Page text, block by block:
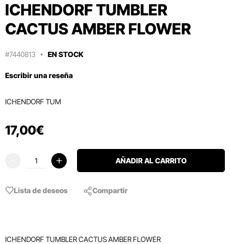
ICHENDORF TUMBLER
CACTUS AMBER FLOWER
#7440813 EN STOCK
Escribir una reseña
ICHENDORF TUM
17,00€
AÑADIR AL CARRITO
Lista de deseos Compartir
ICHENDORF TUMBLER CACTUS AMBER FLOWER